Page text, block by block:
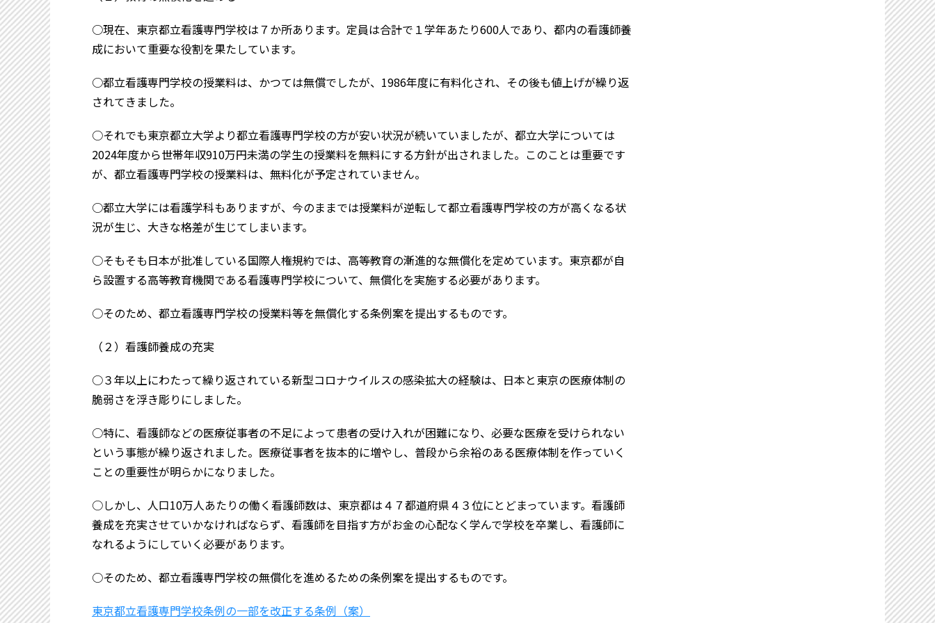
○現在、東京都立看護専門学校は７か所あります。定員は合計で１学年あたり600人であり、都内の看護師養
成において重要な役割を果たしています。
○都立看護専門学校の授業料は、かつては無償でしたが、1986年度に有料化され、その後も値上げが繰り返
されてきました。
○それでも東京都立大学より都立看護専門学校の方が安い状況が続いていましたが、都立大学については
2024年度から世帯年収910万円未満の学生の授業料を無料にする方針が出されました。このことは重要です
が、都立看護専門学校の授業料は、無料化が予定されていません。
○都立大学には看護学科もありますが、今のままでは授業料が逆転して都立看護専門学校の方が高くなる状
況が生じ、大きな格差が生じてしまいます。
○そもそも日本が批准している国際人権規約では、高等教育の漸進的な無償化を定めています。東京都が自
ら設置する高等教育機関である看護専門学校について、無償化を実施する必要があります。
○そのため、都立看護専門学校の授業料等を無償化する条例案を提出するものです。
（２）看護師養成の充実
○３年以上にわたって繰り返されている新型コロナウイルスの感染拡大の経験は、日本と東京の医療体制の
脆弱さを浮き彫りにしました。
○特に、看護師などの医療従事者の不足によって患者の受け入れが困難になり、必要な医療を受けられない
という事態が繰り返されました。医療従事者を抜本的に増やし、普段から余裕のある医療体制を作っていく
ことの重要性が明らかになりました。
○しかし、人口10万人あたりの働く看護師数は、東京都は４７都道府県４３位にとどまっています。看護師
養成を充実させていかなければならず、看護師を目指す方がお金の心配なく学んで学校を卒業し、看護師に
なれるようにしていく必要があります。
○そのため、都立看護専門学校の無償化を進めるための条例案を提出するものです。
東京都立看護専門学校条例の一部を改正する条例（案）